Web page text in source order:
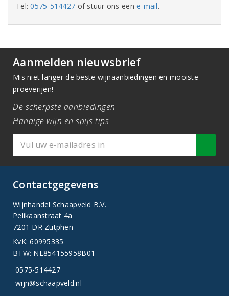
Tel:0575-514427 of stuur ons eene-mail.
Aanmelden nieuwsbrief
Mis niet langer de beste wijnaanbiedingen en mooiste
proeverijen!
De scherpste aanbiedingen
Handige wijn en spijs tips
Contactgegevens
Wijnhandel Schaapveld B.V.
Pelikaanstraat 4a
7201 DR Zutphen
KvK: 60995335
BTW: NL854155958B01
0575-514427
wijn@schaapveld.nl